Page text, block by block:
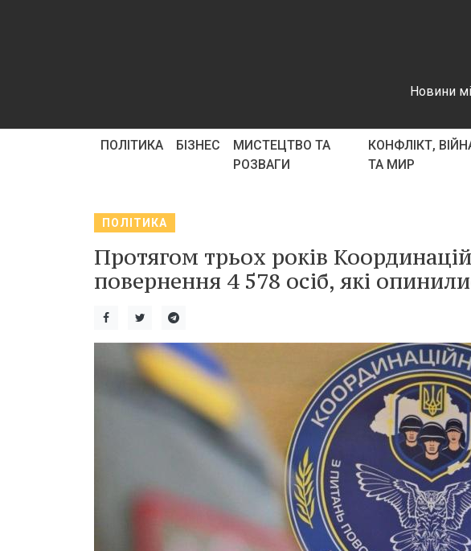
Новини
ПОЛІТИКА БІЗНЕС
МИСТЕЦТВО ТА
РОЗВАГИ
КОНФЛІКТ,
ТА МИР
ПОЛІТИКА
Протягом трьох років
повернення 4 578 осіб, які